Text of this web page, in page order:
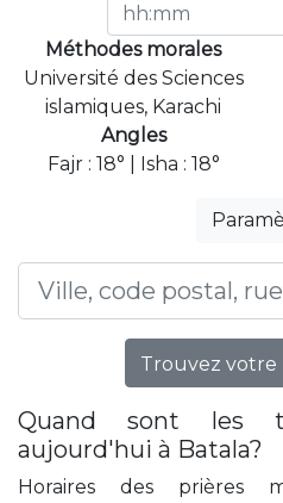
Méthodes morales
Université des Sciences
islamiques, Karachi
Angles
Fajr : 18° | Isha : 18°
Trouvez votre
Quand sont les
aujourd'hui à Batala?
Horaires des prières